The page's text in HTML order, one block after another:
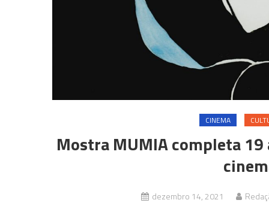
CINEMA
Mostra MUMIA completa
dezembro 14, 2021